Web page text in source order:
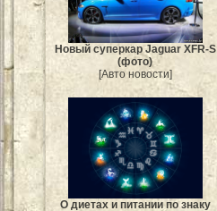
Новый суперкар Jaguar XFR-S
(фото)
[Авто новости]
О диетах и питании по знаку